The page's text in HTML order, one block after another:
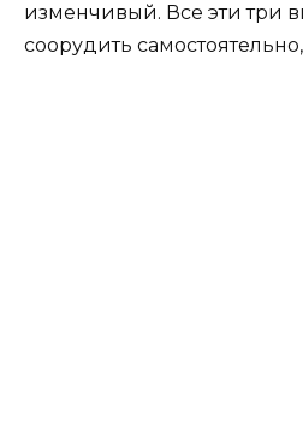
изменчивый. Все эти три
соорудить